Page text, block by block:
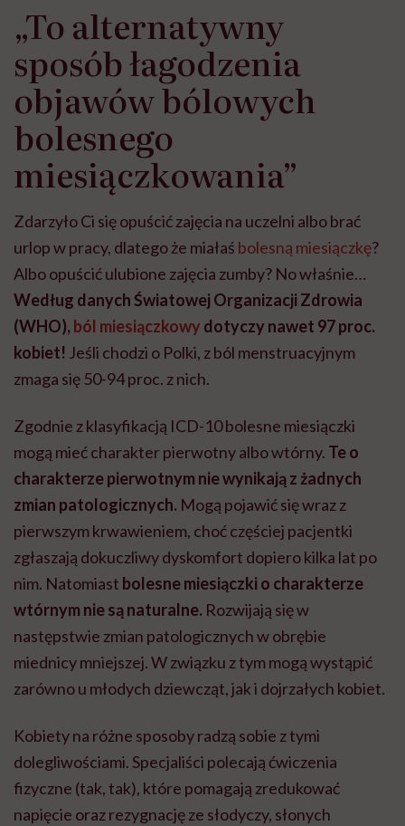
„To alternatywny
sposób łagodzenia
objawów bólowych
bolesnego
miesiączkowania”
Zdarzyło Ci się opuścić zajęcia na uczelni albo brać
urlop w pracy, dlatego że miałaś bolesną miesiączkę?
Albo opuścić ulubione zajęcia zumby? No właśnie…
Według danych Światowej Organizacji Zdrowia
(WHO), ból miesiączkowy dotyczy nawet 97 proc.
kobiet! Jeśli chodzi o Polki, z ból menstruacyjnym
zmaga się 50-94 proc. z nich.
Zgodnie z klasyfikacją ICD-10 bolesne miesiączki
mogą mieć charakter pierwotny albo wtórny. Te o
charakterze pierwotnym nie wynikają z żadnych
zmian patologicznych. Mogą pojawić się wraz z
pierwszym krwawieniem, choć częściej pacjentki
zgłaszają dokuczliwy dyskomfort dopiero kilka lat po
nim. Natomiast bolesne miesiączki o charakterze
wtórnym nie są naturalne. Rozwijają się w
następstwie zmian patologicznych w obrębie
miednicy mniejszej. W związku z tym mogą wystąpić
zarówno u młodych dziewcząt, jak i dojrzałych kobiet.
Kobiety na różne sposoby radzą sobie z tymi
dolegliwościami. Specjaliści polecają ćwiczenia
fizyczne (tak, tak), które pomagają zredukować
napięcie oraz rezygnację ze słodyczy, słonych